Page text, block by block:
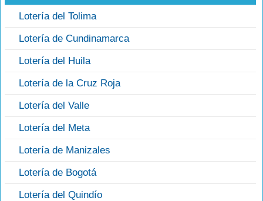
Lotería del Tolima
Lotería de Cundinamarca
Lotería del Huila
Lotería de la Cruz Roja
Lotería del Valle
Lotería del Meta
Lotería de Manizales
Lotería de Bogotá
Lotería del Quindío